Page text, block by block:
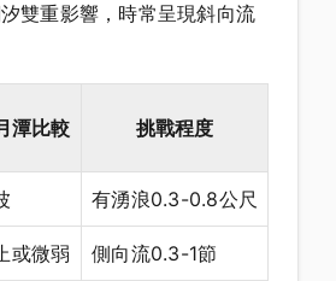
雙重影響，時常呈現斜向流
潭比較 挑戰程度
有湧浪0.3-0.8公尺
或微弱 側向流0.3-1節